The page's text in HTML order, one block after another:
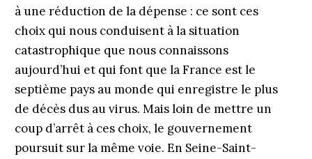
à une réduction de la dépense : ce sont ces
choix qui nous conduisent à la situation
catastrophique que nous connaissons
aujourd’hui et qui font que la France est le
septième pays au monde qui enregistre le plus
de décès dus au virus. Mais loin de mettre un
coup d’arrêt à ces choix, le gouvernement
poursuit sur la même voie. En Seine-Saint-